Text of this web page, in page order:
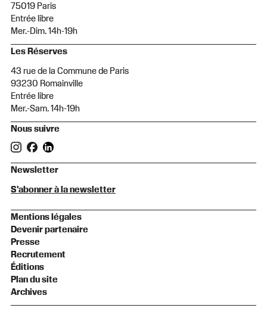
75019 Paris
Entrée libre
Mer.-Dim. 14h-19h
Les Réserves
43 rue de la Commune de Paris
93230 Romainville
Entrée libre
Mer.-Sam. 14h-19h
Nous suivre
Newsletter
S'abonner à la newsletter
Mentions légales
Devenir partenaire
Presse
Recrutement
Éditions
Plan du site
Archives